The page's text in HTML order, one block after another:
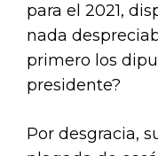
para el 2021,
nada
primero los
presidente?
Por desgracia,